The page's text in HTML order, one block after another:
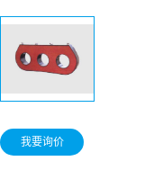
我要询价